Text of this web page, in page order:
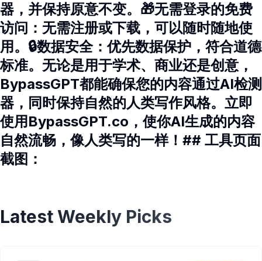
器，并保持原意不变。🎁无需登录的免费
访问：无需注册或下载，可以随时随地使
用。🔒数据安全：优先数据保护，符合道德
标准。无论是用于学术、商业还是创意，
BypassGPT都能确保您的内容通过AI检测
器，同时保持自然的人类写作风格。立即
使用BypassGPT.co，使你AI生成的内容
自然流畅，像人类写的一样！## 工具页面
截图：
Latest Weekly Picks